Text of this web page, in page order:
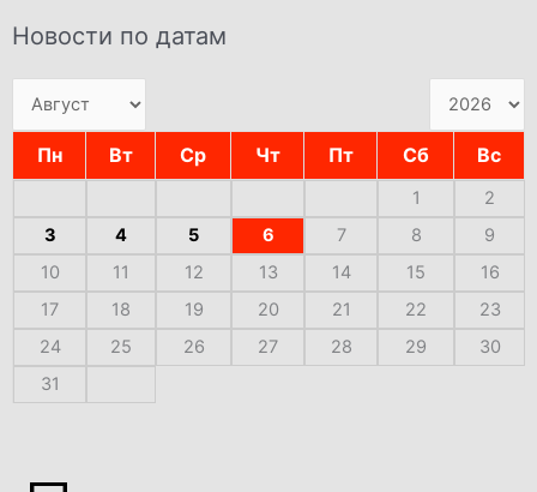
Новости по датам
Пн Вт Ср Чт Пт Сб Вс
1
2
3
4 5 6 7 8
9
10
11 12 13 14 15
16
17
18 19 20 21 22
23
24
25 26 27 28 29
30
31